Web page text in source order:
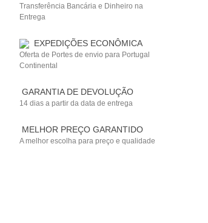
Transferência Bancária e Dinheiro na
Entrega
EXPEDIÇÕES ECONÔMICA
Oferta de Portes de envio para Portugal
Continental
GARANTIA DE DEVOLUÇÃO
14 dias a partir da data de entrega
MELHOR PREÇO GARANTIDO
A melhor escolha para preço e qualidade